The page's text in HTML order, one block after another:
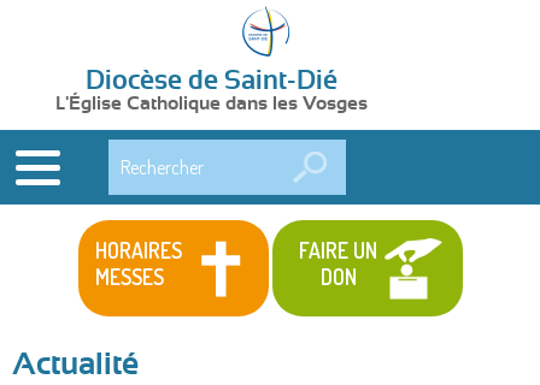
Diocèse de Saint-Dié
L'Église Catholique dans les Vosges
HORAIRES
MESSES
FAIRE UN
DON
Actualité